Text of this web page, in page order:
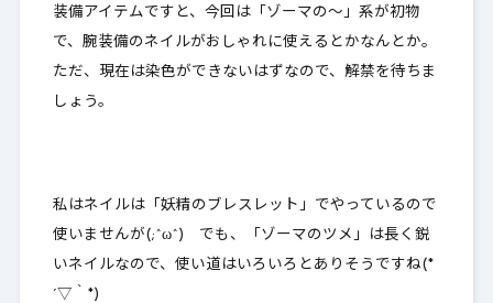
装備アイテムですと、今回は「ゾーマの～」系が初物
で、腕装備のネイルがおしゃれに使えるとかなんとか。
ただ、現在は染色ができないはずなので、解禁を待ちま
しょう。
私はネイルは「妖精のブレスレット」でやっているので
使いませんが(;^ω^) でも、「ゾーマのツメ」は長く鋭
いネイルなので、使い道はいろいろとありそうですね(*
´▽｀*)